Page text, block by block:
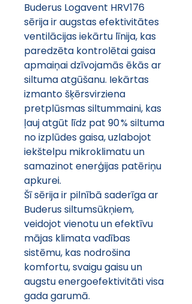
Buderus Logavent HRV176
sērija ir augstas efektivitātes
ventilācijas iekārtu līnija, kas
paredzēta kontrolētai gaisa
apmaiņai dzīvojamās ēkās ar
siltuma atgūšanu. Iekārtas
izmanto šķērsvirziena
pretplūsmas siltummaini, kas
ļauj atgūt līdz pat 90 % siltuma
no izplūdes gaisa, uzlabojot
iekštelpu mikroklimatu un
samazinot enerģijas patēriņu
apkurei.
Šī sērija ir pilnībā saderīga ar
Buderus siltumsūkņiem,
veidojot vienotu un efektīvu
mājas klimata vadības
sistēmu, kas nodrošina
komfortu, svaigu gaisu un
augstu energoefektivitāti visa
gada garumā.